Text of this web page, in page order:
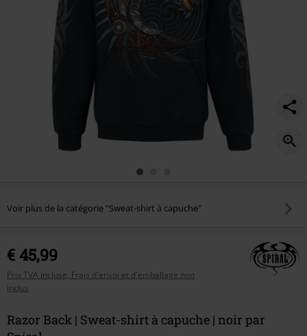
Voir plus de la catégorie "Sweat-shirt à capuche"
€ 45,99
Prix TVA incluse, Frais d'envoi et d'emballage non
inclus
Razor Back | Sweat-shirt à capuche | noir par